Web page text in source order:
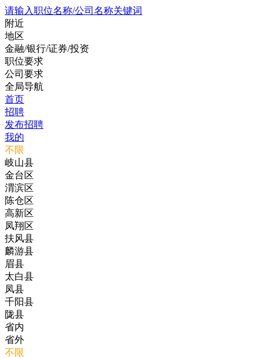
请输入职位名称/公司名称关键词
附近
地区
金融/银行/证券/投资
职位要求
公司要求
全局导航
首页
招聘
发布招聘
我的
不限
岐山县
金台区
渭滨区
陈仓区
高新区
凤翔区
扶风县
麟游县
眉县
太白县
凤县
千阳县
陇县
省内
省外
不限